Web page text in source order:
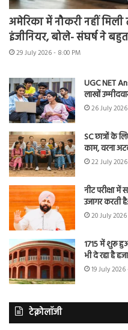
अमेरिका में नौकरी नहीं
इंजीनियर, बोले- संघर्ष ने
29 July 2026 - 8:00 PM
UGC NET
लाखों
26 July
SC छात्रों के
काम, वरना
22 July
नीट परीक्षा में
उजागर करती
20 July
1715 में शुरू
भी दे रहा है
19 July 2026
टेक्नोलॉजी